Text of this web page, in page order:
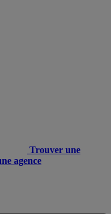
Trouver une
agence